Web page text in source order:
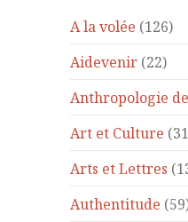
A la volée (126)
Aidevenir (22)
Anthropologie
Art et Culture
Arts et Lettres
Authentitude